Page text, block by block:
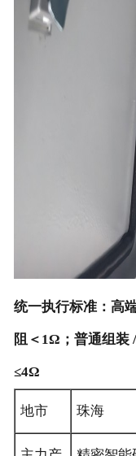
统一执行标准：高
阻＜1Ω；普通组装
≤4Ω
地市 珠海